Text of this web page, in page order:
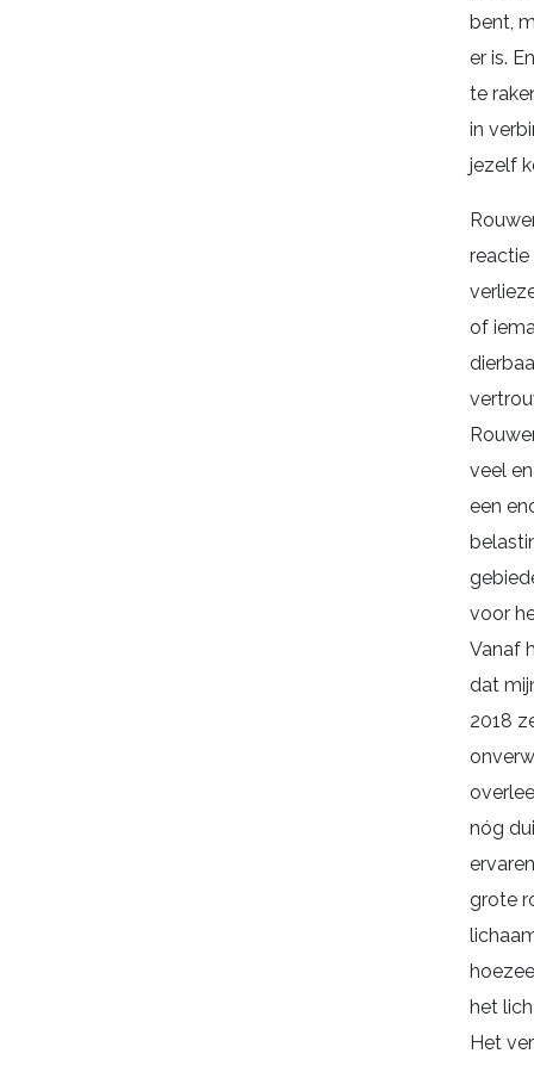
bent,
er is.
te
in
jezelf
reactie
of
veel
een
voor
Vanaf
dat
2018
nóg
grote
het
Het